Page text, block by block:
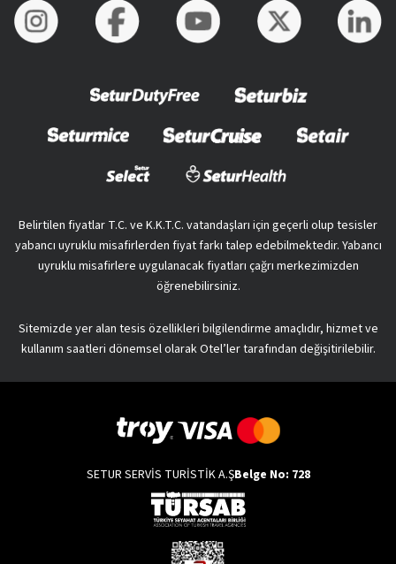
Belirtilen fiyatlar T.C. ve K.K.T.C. vatandaşları için geçerli olup tesisler
yabancı uyruklu misafirlerden fiyat farkı talep edebilmektedir. Yabancı
uyruklu misafirlere uygulanacak fiyatları çağrı merkezimizden
öğrenebilirsiniz.
Sitemizde yer alan tesis özellikleri bilgilendirme amaçlıdır, hizmet ve
kullanım saatleri dönemsel olarak Otel’ler tarafından değişitirilebilir.
SETUR SERVİS TURİSTİK A.ŞBelge No: 728